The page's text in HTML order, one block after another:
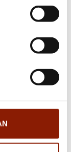
moment